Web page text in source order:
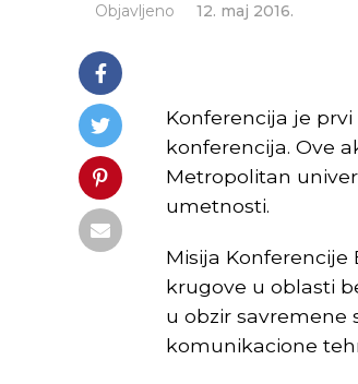
Objavljeno 12. maj 2016.
Konferencija je
konferencija. Ove
Metropolitan
umetnosti.
Misija Konferencije
krugove u oblasti
u obzir savremene
komunikacione